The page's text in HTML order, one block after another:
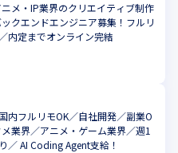
メ・IP業界のクリエイティブ制作
クエンドエンジニア募集！フルリ
内定までオンライン完結
内フルリモOK／自社開発／副業O
業界／アニメ・ゲーム業界／週1
／ AI Coding Agent支給！